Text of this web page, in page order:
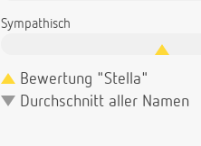
Sympathisch
Bewertung "Stella"
Durchschnitt aller Namen